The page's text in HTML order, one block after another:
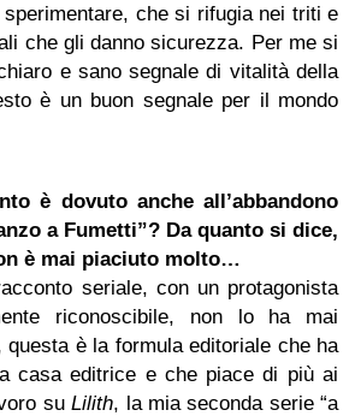
che si rifugia nei triti e
che gli danno sicurezza. Per me si
e sano segnale di vitalità della
è un buon segnale per il mondo
è dovuto anche all’abbandono
a Fumetti”? Da quanto si dice,
è mai piaciuto molto…
seriale, con un protagonista
riconoscibile, non lo ha mai
è la formula editoriale che ha
casa editrice e che piace di più ai
suLilith, la mia seconda serie “a